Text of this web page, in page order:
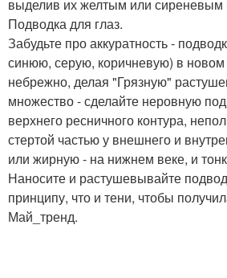
выделив их желтым или сиреневым
Подводка для глаз.
Забудьте про аккуратность -
синюю, серую, коричневую) в новом
небрежно, делая "Грязную"
множество - сделайте неровную
верхнего ресничного контура,
стертой частью у внешнего и
или жирную - на нижнем веке, и
Наносите и растушевывайте
принципу, что и тени, чтобы
Май_тренд.